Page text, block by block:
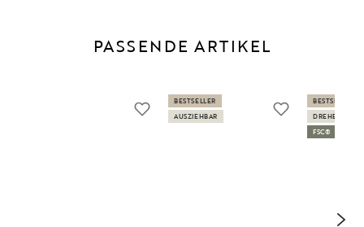
PASSENDE ARTIKEL
BESTSELLER
AUSZIEHBAR
BESTSELLER
DREHBAR
FSC®